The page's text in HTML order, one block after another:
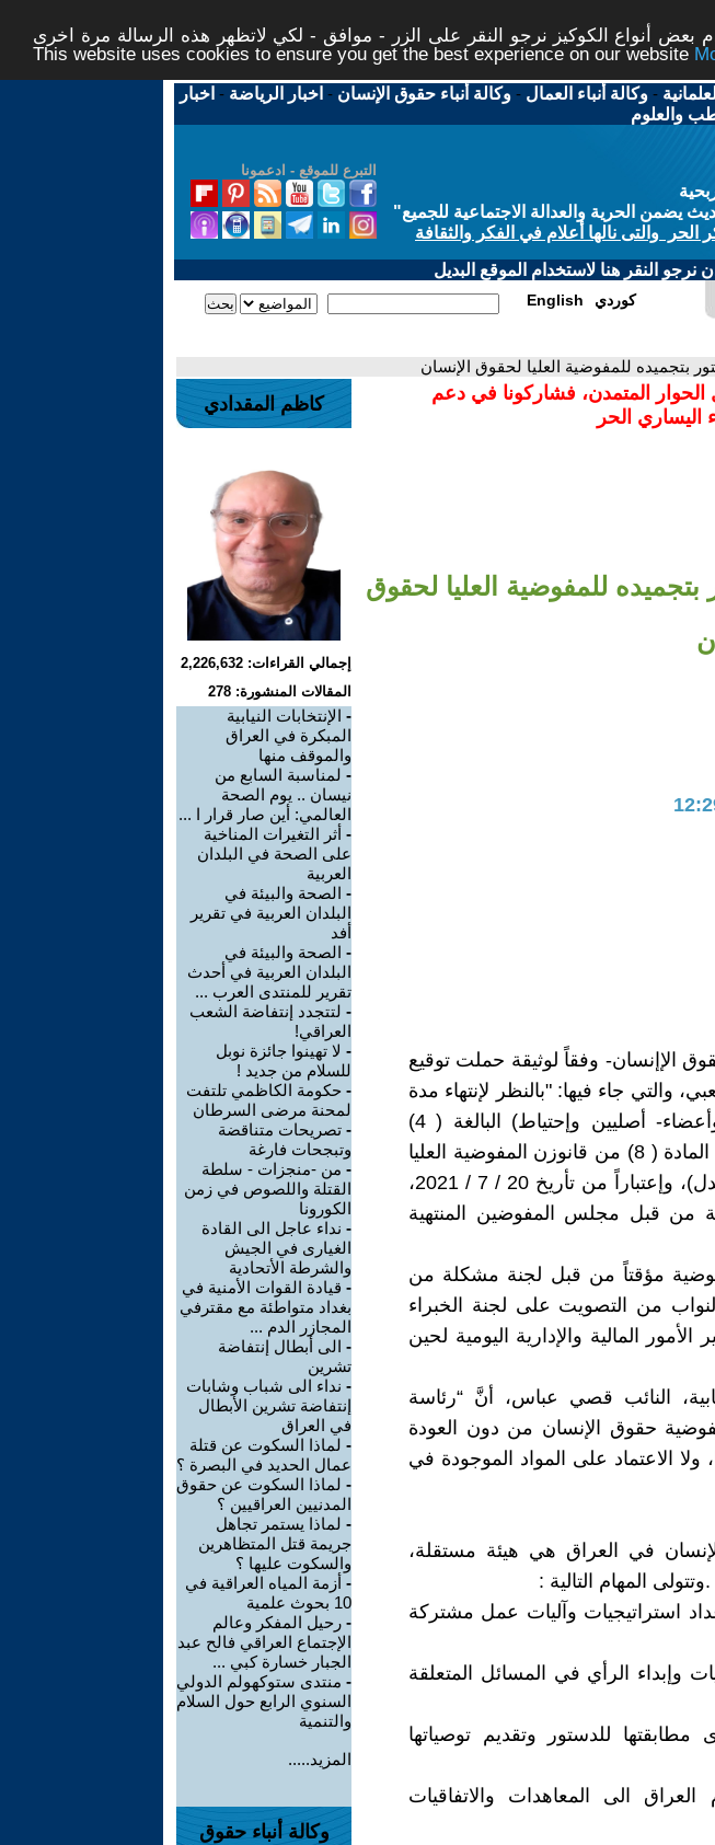
أنواع الكوكيز نرجو النقر على الزر - موافق - لكي لاتظهر هذه الرسالة مرة اخرى -
This website uses cookies to ensure you get the best experience on our website
-وكالة أنباء العمال -وكالة أنباء حقوق الإنسان - اخبار الرياضة - اخبار
والعلوم
التبرع للموقع - ادعمونا
الحرية والعدالة الاجتماعية للجميع"
والتى نالها أعلام في الفكر والثقافة
النقر هنا لاستخدام الموقع البديل
English كوردي
بتجميده للمفوضية العليا لحقوق الإنسان
الحوار المتمدن، فشاركونا في دعم
اليساري الحر
للمفوضية العليا لحقوق
الإإنسان- وفقاً لوثيقة حملت توقيع
والتي جاء فيها: "بالنظر لإنتهاء مدة
عضوية مجلس المفوضين الحالي( رئيساً وأعضاء- أصليين وإحتياط) البالغة ( 4)
سنوات إستناداً الى أحكام البند ( سادساً) من المادة ( 8) من قانوزن المفوضية العليا
لحقوق الإنسان رقم ( 53) لسنة 2008 (المعدل)، وإعتباراً من تأريخ 20 / 7 / 2021،
من قبل مجلس المفوضين المنتهية
مؤقتاً من قبل لجنة مشكلة من
من التصويت على لجنة الخبراء
المالية والإدارية اليومية لحين
النائب قصي عباس، أنَّ “رئاسة
حقوق الإنسان من دون العودة
ولا الاعتماد على المواد الموجودة في
في العراق هي هيئة مستقلة،
استراتيجيات وآليات عمل مشتركة
وإبداء الرأي في المسائل المتعلقة
مطابقتها للدستور وتقديم توصياتها
العراق الى المعاهدات والاتفاقيات
كاظم المقدادي
إجمالي القراءات: 2,226,632
المقالات المنشورة: 278
- الإنتخابات النيابية
المبكرة في العراق
والموقف منها
- لمناسبة السابع من
نيسان .. يوم الصحة
العالمي: أين صار قرار ا ...
- أثر التغيرات المناخية
على الصحة في البلدان
العربية
- الصحة والبيئة في
البلدان العربية في تقرير
أفد
- الصحة والبيئة في
البلدان العربية في أحدث
تقرير للمنتدى العرب ...
- لتتجدد إنتفاضة الشعب
العراقي!
- لا تهينوا جائزة نوبل
للسلام من جديد !
- حكومة الكاظمي تلتفت
لمحنة مرضى السرطان
- تصريحات متناقضة
وتبجحات فارغة
- من -منجزات - سلطة
القتلة واللصوص في زمن
الكورونا
- نداء عاجل الى القادة
الغيارى في الجيش
والشرطة الأتحادية
- قيادة القوات الأمنية في
بغداد متواطئة مع مقترفي
المجازر الدم ...
- الى أبطال إنتفاضة
تشرين
- نداء الى شباب وشابات
إنتفاضة تشرين الأبطال
في العراق
- لماذا السكوت عن قتلة
عمال الحديد في البصرة ؟
- لماذا السكوت عن حقوق
المدنيين العراقيين ؟
- لماذا يستمر تجاهل
جريمة قتل المتظاهرين
والسكوت عليها ؟
- أزمة المياه العراقية في
10 بحوث علمية
- رحيل المفكر وعالم
الإجتماع العراقي فالح عبد
الجبار خسارة كبي ...
- منتدى ستوكهولم الدولي
السنوي الرابع حول السلام
والتنمية
المزيد.....
وكالة أنباء حقوق